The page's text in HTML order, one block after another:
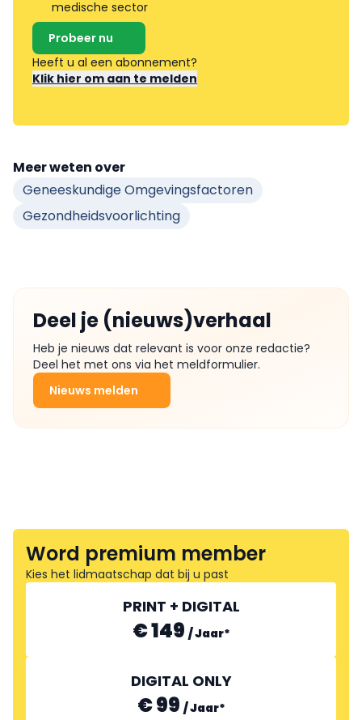
medische sector
Probeer nu
Heeft u al een abonnement?
Klik hier om aan te melden
Meer weten over
Geneeskundige Omgevingsfactoren
Gezondheidsvoorlichting
Deel je (nieuws)verhaal
Heb je nieuws dat relevant is voor onze redactie?
Deel het met ons via het meldformulier.
Nieuws melden
Word premium member
Kies het lidmaatschap dat bij u past
PRINT + DIGITAL
€ 149 /Jaar*
DIGITAL ONLY
€ 99 /Jaar*